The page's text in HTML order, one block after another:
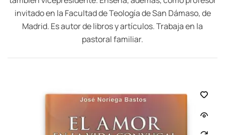
invitado en la Facultad de Teología de San Dámaso, de
Madrid. Es autor de libros y artículos. Trabaja en la
pastoral familiar.